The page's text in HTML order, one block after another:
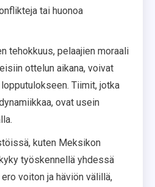
tai huonoa
tehokkuus, pelaajien moraali
ottelun aikana, voivat
Tiimit, jotka
ovat usein
kuten Meksikon
työskennellä yhdessä
voiton ja häviön välillä,